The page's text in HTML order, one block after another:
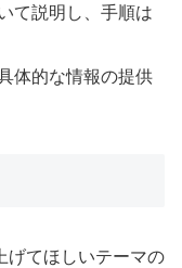
て説明し、手順は
体的な情報の提供
げてほしいテーマの